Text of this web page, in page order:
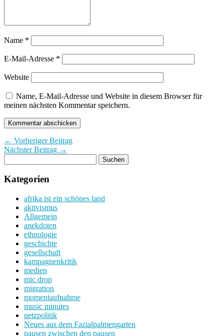
Name *
E-Mail-Adresse *
Website
Name, E-Mail-Adresse und Website in diesem Browser für
meinen nächsten Kommentar speichern.
← Vorheriger Beitrag
Nächster Beitrag →
Kategorien
afrika ist ein schönes land
aktivismus
Allgemein
anekdoten
ethnologie
geschichte
gesellschaft
kampagnenkritik
medien
mic drop
migration
momentaufnahme
music minutes
netzpolitik
Neues aus dem Fazialpalmengarten
pausen zwischen den pausen